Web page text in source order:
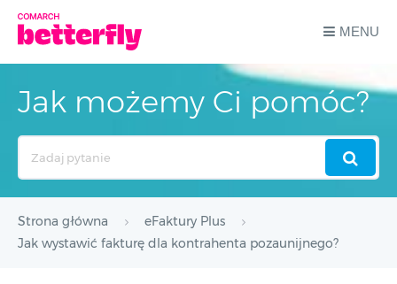
MENU
Jak możemy Ci pomóc?
Strona główna
eFaktury Plus
Jak wystawić fakturę dla kontrahenta pozaunijnego?